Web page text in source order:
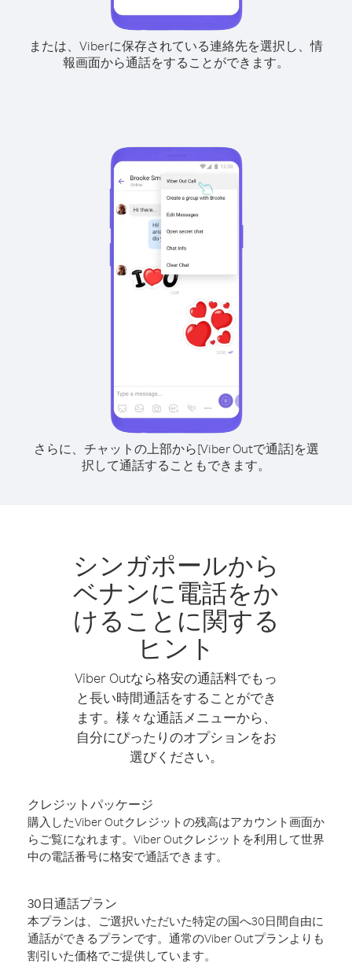
または、Viberに保存されている連絡先を選択し、情
報画面から通話をすることができます。
さらに、チャットの上部から[Viber Outで通話]を選
択して通話することもできます。
シンガポールから
ベナンに電話をか
けることに関する
ヒント
Viber Outなら格安の通話料でもっ
と長い時間通話をすることができ
ます。様々な通話メニューから、
自分にぴったりのオプションをお
選びください。
クレジットパッケージ
購入したViber Outクレジットの残高はアカウント画面か
らご覧になれます。Viber Outクレジットを利用して世界
中の電話番号に格安で通話できます。
30日通話プラン
本プランは、ご選択いただいた特定の国へ30日間自由に
通話ができるプランです。通常のViber Outプランよりも
割引いた価格でご提供しています。